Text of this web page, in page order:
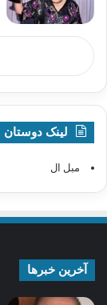
لینک دوستان
مبل ال
آخرین خبرها